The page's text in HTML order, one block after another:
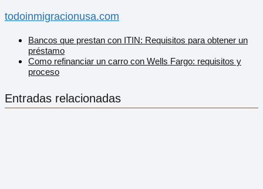
todoinmigracionusa.com
Bancos que prestan con ITIN: Requisitos para obtener un
préstamo
Como refinanciar un carro con Wells Fargo: requisitos y
proceso
Entradas relacionadas